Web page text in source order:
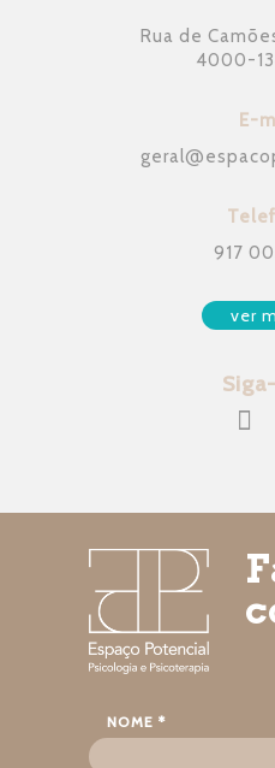
Rua de
4000-
E-
geral@
917
ver
NOME *